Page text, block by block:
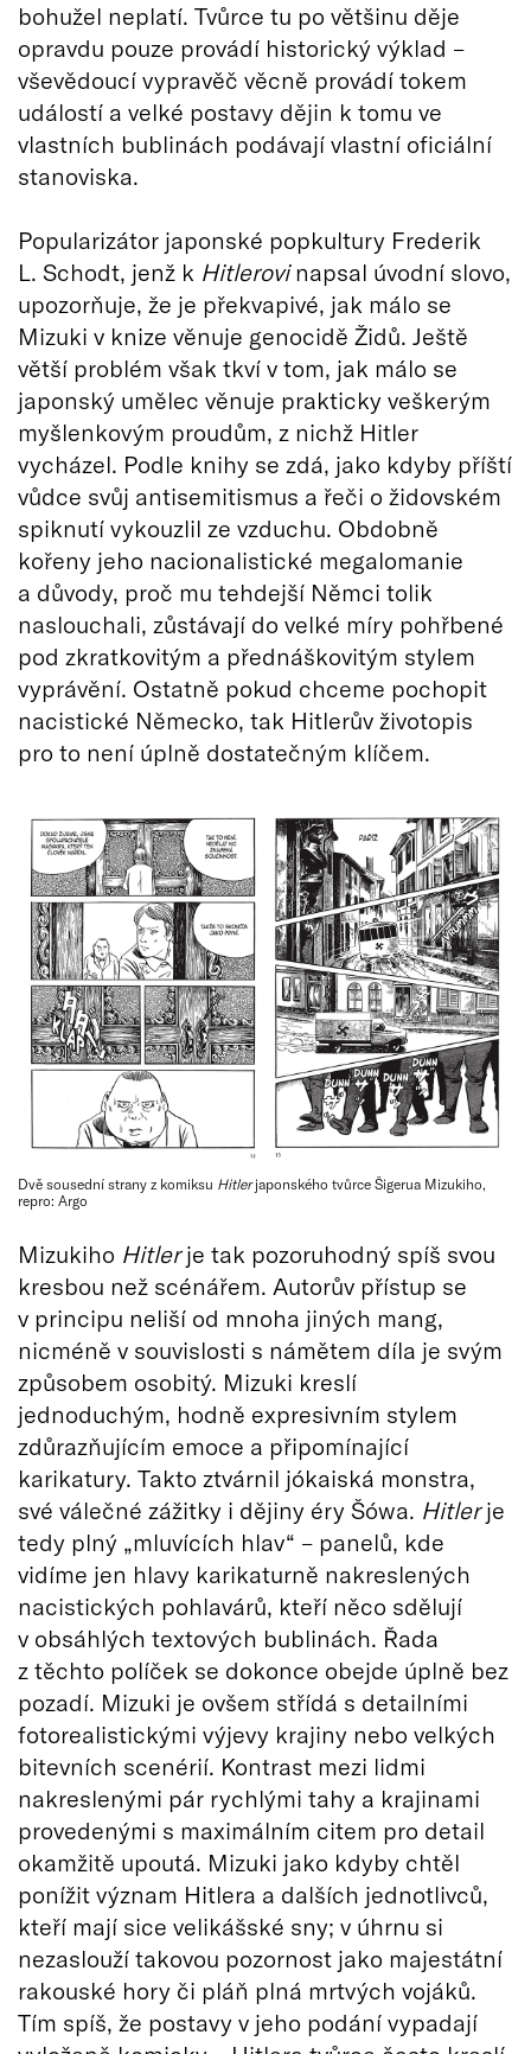
bohužel neplatí. Tvůrce tu po většinu děje
opravdu pouze provádí historický výklad –
vševědoucí vypravěč věcně provádí tokem
událostí a velké postavy dějin k tomu ve
vlastních bublinách podávají vlastní oficiální
stanoviska.
Popularizátor japonské popkultury Frederik
L. Schodt, jenž k Hitlerovinapsal úvodní slovo,
upozorňuje, že je překvapivé, jak málo se
Mizuki v knize věnuje genocidě Židů. Ještě
větší problém však tkví v tom, jak málo se
japonský umělec věnuje prakticky veškerým
myšlenkovým proudům, z nichž Hitler
vycházel. Podle knihy se zdá, jako kdyby příští
vůdce svůj antisemitismus a řeči o židovském
spiknutí vykouzlil ze vzduchu. Obdobně
kořeny jeho nacionalistické megalomanie
a důvody, proč mu tehdejší Němci tolik
naslouchali, zůstávají do velké míry pohřbené
pod zkratkovitým a přednáškovitým stylem
vyprávění. Ostatně pokud chceme pochopit
nacistické Německo, tak Hitlerův životopis
pro to není úplně dostatečným klíčem.
Dvě sousední strany z komiksu Hitlerjaponského tvůrce Šigerua Mizukiho,
repro: Argo
Mizukiho Hitlerje tak pozoruhodný spíš svou
kresbou než scénářem. Autorův přístup se
v principu neliší od mnoha jiných mang,
nicméně v souvislosti s námětem díla je svým
způsobem osobitý. Mizuki kreslí
jednoduchým, hodně expresivním stylem
zdůrazňujícím emoce a připomínající
karikatury. Takto ztvárnil jókaiská monstra,
své válečné zážitky i dějiny éry Šówa. Hitlerje
tedy plný „mluvících hlav“ – panelů, kde
vidíme jen hlavy karikaturně nakreslených
nacistických pohlavárů, kteří něco sdělují
v obsáhlých textových bublinách. Řada
z těchto políček se dokonce obejde úplně bez
pozadí. Mizuki je ovšem střídá s detailními
fotorealistickými výjevy krajiny nebo velkých
bitevních scenérií. Kontrast mezi lidmi
nakreslenými pár rychlými tahy a krajinami
provedenými s maximálním citem pro detail
okamžitě upoutá. Mizuki jako kdyby chtěl
ponížit význam Hitlera a dalších jednotlivců,
kteří mají sice velikášské sny; v úhrnu si
nezaslouží takovou pozornost jako majestátní
rakouské hory či pláň plná mrtvých vojáků.
Tím spíš, že postavy v jeho podání vypadají